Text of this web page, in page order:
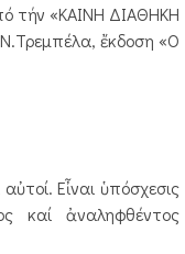
τήν «ΚΑΙΝΗ ΔΙΑΘΗΚΗ
ἔκδοση «Ο
Εἶναι ὑπόσχεσις
καί ἀναληφθέντος